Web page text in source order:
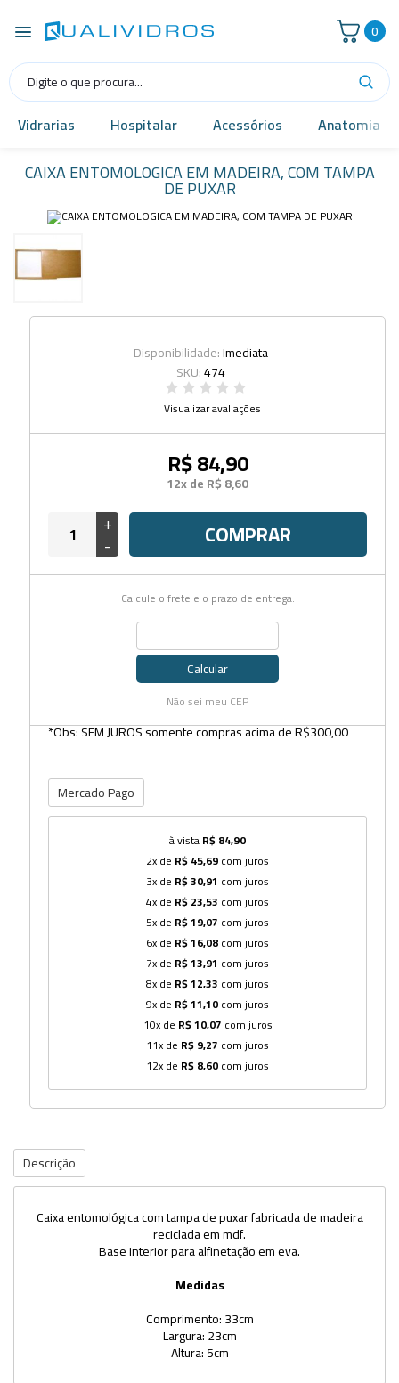
0
Vidrarias Hospitalar Acessórios Anatomia
CAIXA ENTOMOLOGICA EM MADEIRA, COM TAMPA
DE PUXAR
Disponibilidade:Imediata
SKU:474
Visualizar avaliações
R$ 84,90
12x de R$ 8,60
+
- COMPRAR
Calcule o frete e o prazo de entrega.
Calcular
Não sei meu CEP
*Obs: SEM JUROS somente compras acima de R$300,00
Mercado Pago
à vistaR$ 84,90
2x de R$ 45,69com juros
3x de R$ 30,91 com juros
4x de R$ 23,53 com juros
5x de R$ 19,07 com juros
6x de R$ 16,08com juros
7x de R$ 13,91 com juros
8x de R$ 12,33 com juros
9x de R$ 11,10com juros
10x de R$ 10,07 com juros
11x de R$ 9,27 com juros
12x de R$ 8,60com juros
Descrição
Caixa entomológica com tampa de puxar fabricada de madeira
reciclada em mdf.
Base interior para alfinetação em eva.
Medidas
Comprimento: 33cm
Largura: 23cm
Altura: 5cm